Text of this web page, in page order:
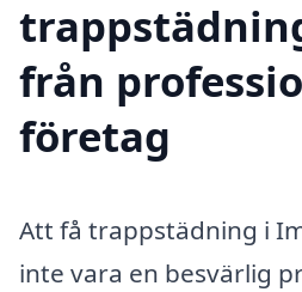
från
företag
Att få trappstädning i
inte vara en besvärlig